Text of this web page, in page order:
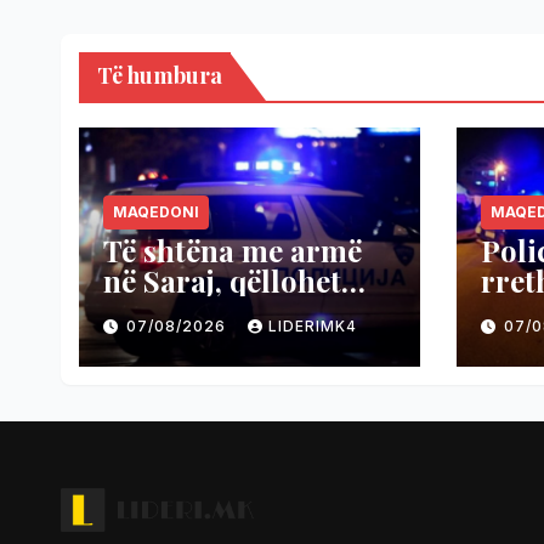
Të humbura
MAQEDONI
Të shtëna me armë
në Saraj, qëllohet
vetura, shpëtuan dy
persona
07/08/2026 LIDERIMK4 07/